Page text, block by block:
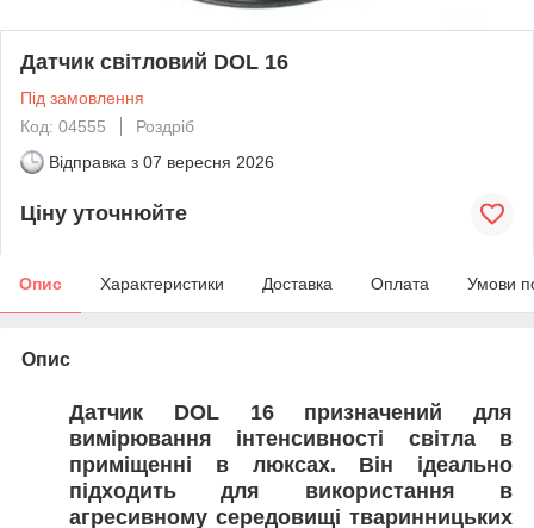
Датчик світловий DOL 16
Під замовлення
Код: 04555
Роздріб
Відправка з 07 вересня 2026
Ціну уточнюйте
Опис Характеристики Доставка Оплата Умови
Опис
Датчик DOL 16 призначений для
вимірювання інтенсивності світла в
приміщенні в люксах. Він ідеально
підходить для використання в
агресивному середовищі тваринницьких